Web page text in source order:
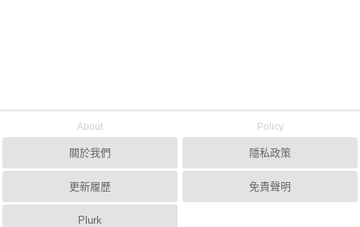
About
關於我們
更新履歷
Plurk
Policy
隱私政策
免責聲明